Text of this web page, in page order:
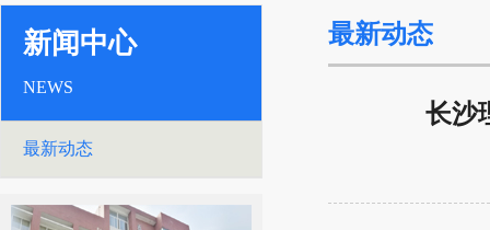
新闻中心
NEWS
最新动态
最新动态
长沙